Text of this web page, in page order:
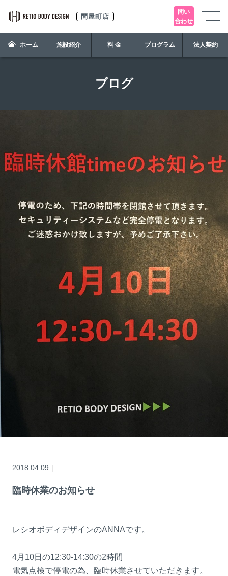
問屋町店
問い
合わせ
ホーム 施設紹介 料 金 プログラム 法人契約
ブログ
2018.04.09
臨時休業のお知らせ
レシオボディデザインのANNAです。
4月10日の12:30-14:30の2時間
電気点検で停電の為、臨時休業させていただきます。